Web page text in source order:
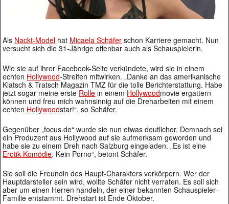
Als Nackt-Model hat Micaela Schäfer schon Karriere gemacht. Nun
versucht sich die 31-Jährige offenbar auch als Schauspielerin.
Wie sie auf ihrer Facebook-Seite verkündete, wird sie in einem
echten Hollywood-Streifen mitwirken. „Danke an das amerikanische
Klatsch & Tratsch Magazin TMZ für die tolle Berichterstattung. Habe
jetzt sogar meine erste Rolle in einem Hollywoodmovie ergattern
können und freu mich wahnsinnig auf die Dreharbeiten mit einem
echten Hollywoodstar!“, so Schäfer.
Gegenüber „focus.de“ wurde sie nun etwas deutlicher. Demnach sei
ein Produzent aus Hollywood auf sie aufmerksam geworden und
habe sie zu einem Dreh nach Salzburg eingeladen. „Es ist eine
Erotik-Komödie. Kein Porno“, betont Schäfer.
Sie soll die Freundin des Haupt-Charakters verkörpern. Wer der
Hauptdarsteller sein wird, wollte Schäfer nicht verraten. Es soll sich
aber um einen Herren handeln, der einer bekannten Schauspieler-
Familie entstammt. Drehstart ist Ende Oktober.